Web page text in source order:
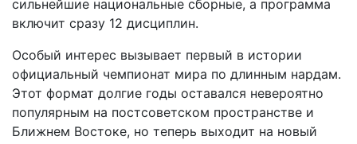
сильнейшие национальные сборные, а программа
включит сразу 12 дисциплин.
Особый интерес вызывает первый в истории
официальный чемпионат мира по длинным нардам.
Этот формат долгие годы оставался невероятно
популярным на постсоветском пространстве и
Ближнем Востоке, но теперь выходит на новый